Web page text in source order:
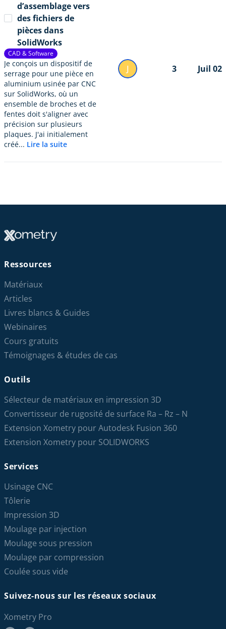
d’assemblage vers
des fichiers de
pièces dans
SolidWorks
CAD & Software
Je conçois un dispositif de
serrage pour une pièce en
aluminium usinée par CNC
sur SolidWorks, où un
ensemble de broches et de
fentes doit s'aligner avec
précision sur plusieurs
plaques. J'ai initialement
créé... Lire la suite
J 3 Juil 02
Ressources
Matériaux
Articles
Livres blancs & Guides
Webinaires
Cours gratuits
Témoignages & études de cas
Outils
Sélecteur de matériaux en impression 3D
Convertisseur de rugosité de surface Ra – Rz – N
Extension Xometry pour Autodesk Fusion 360
Extension Xometry pour SOLIDWORKS
Services
Usinage CNC
Tôlerie
Impression 3D
Moulage par injection
Moulage sous pression
Moulage par compression
Coulée sous vide
Suivez-nous sur les réseaux sociaux
Xometry Pro